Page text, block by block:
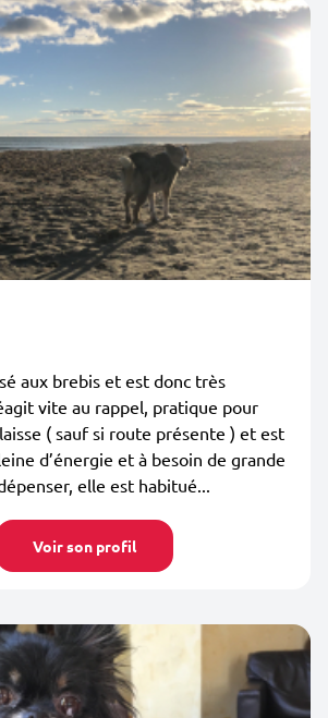
aux brebis et est donc très
vite au rappel, pratique pour
( sauf si route présente ) et est
d’énergie et à besoin de grande
elle est habitué...
Voir son profil